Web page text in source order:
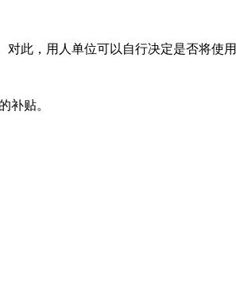
对此，用人单位可以自行决定是否将使用
补贴。